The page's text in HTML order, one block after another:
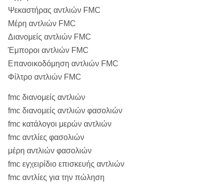
Ψεκαστήρας αντλιών FMC
Μέρη αντλιών FMC
Διανομείς αντλιών FMC
Έμποροι αντλιών FMC
Επανοικοδόμηση αντλιών FMC
Φίλτρο αντλιών FMC
fmc διανομείς αντλιών
fmc διανομείς αντλιών φασολιών
fmc κατάλογοι μερών αντλιών
fmc αντλίες φασολιών
μέρη αντλιών φασολιών
fmc εγχειρίδιο επισκευής αντλιών
fmc αντλίες για την πώληση